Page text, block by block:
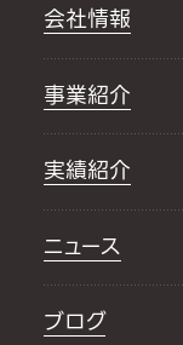
会社情報
事業紹介
実績紹介
ニュース
ブログ